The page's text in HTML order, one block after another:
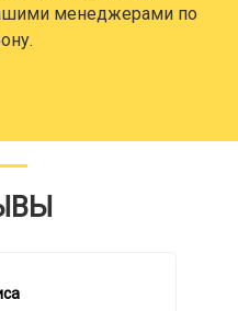
менеджерами по